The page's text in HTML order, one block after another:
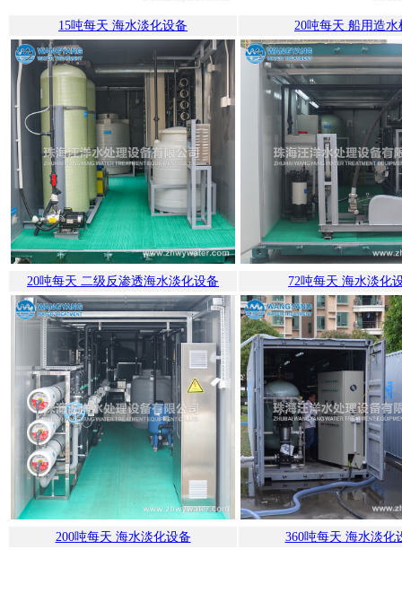
15吨每天 海水淡化设备 20吨每天 船用造水
20吨每天 二级反渗透海水淡化设备 72吨每天 海水淡化
200吨每天 海水淡化设备 360吨每天 海水淡化